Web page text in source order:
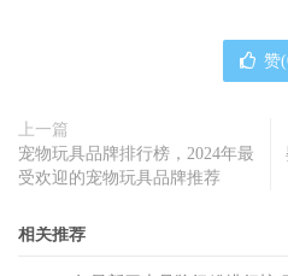
赞(
上一篇
宠物玩具品牌排行榜，2024年最
受欢迎的宠物玩具品牌推荐
相关推荐